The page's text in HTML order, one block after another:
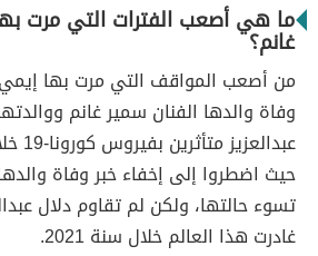
ما هي أصعب الفترات التي مرت
غانم؟
من أصعب المواقف التي مرت بها
وفاة والدها الفنان سمير غانم
حيث اضطروا إلى إخفاء خبر وفاة
تسوء حالتها، ولكن لم تقاوم دلال
غادرت هذا العالم خلال سنة 2021.